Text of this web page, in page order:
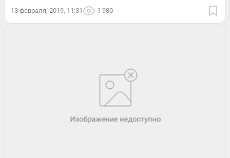
13 февраля, 2019, 11:31 1 980